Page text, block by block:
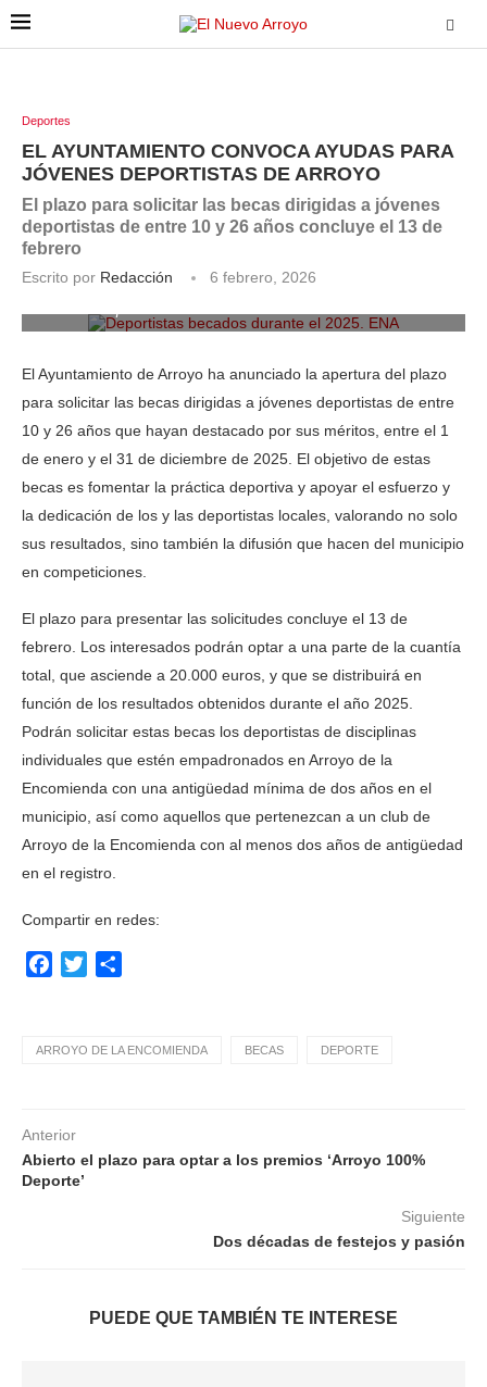
Deportes
EL AYUNTAMIENTO CONVOCA AYUDAS PARA
JÓVENES DEPORTISTAS DE ARROYO
El plazo para solicitar las becas dirigidas a jóvenes
deportistas de entre 10 y 26 años concluye el 13 de
febrero
Escrito por Redacción
6 febrero, 2026
El Ayuntamiento de Arroyo ha anunciado la apertura del plazo
para solicitar las becas dirigidas a jóvenes deportistas de entre
10 y 26 años que hayan destacado por sus méritos, entre el 1
de enero y el 31 de diciembre de 2025. El objetivo de estas
becas es fomentar la práctica deportiva y apoyar el esfuerzo y
la dedicación de los y las deportistas locales, valorando no solo
sus resultados, sino también la difusión que hacen del municipio
en competiciones.
El plazo para presentar las solicitudes concluye el 13 de
febrero. Los interesados podrán optar a una parte de la cuantía
total, que asciende a 20.000 euros, y que se distribuirá en
función de los resultados obtenidos durante el año 2025.
Podrán solicitar estas becas los deportistas de disciplinas
individuales que estén empadronados en Arroyo de la
Encomienda con una antigüedad mínima de dos años en el
municipio, así como aquellos que pertenezcan a un club de
Arroyo de la Encomienda con al menos dos años de antigüedad
en el registro.
Compartir en redes:
Facebook
Twitter
ARROYO DE LA ENCOMIENDA BECAS DEPORTE
Anterior
Abierto el plazo para optar a los premios ‘Arroyo 100%
Deporte’
Siguiente
Dos décadas de festejos y pasión
PUEDE QUE TAMBIÉN TE INTERESE